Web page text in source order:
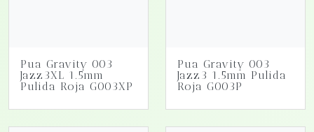
Pua Gravity 003
Jazz3XL 1.5mm
Pulida Roja G003XP
Pua Gravity 003
Jazz3 1.5mm Pulida
Roja G003P